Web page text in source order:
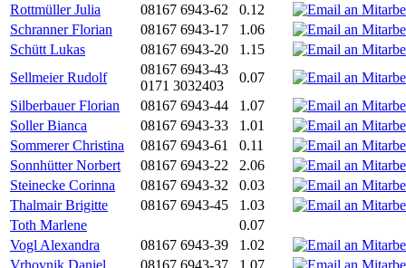
Rottmüller Julia
08167 6943-62 0.12
Schranner Florian
08167 6943-17 1.06
Schütt Lukas
08167 6943-20 1.15
Sellmeier Rudolf
08167 6943-43
0171 3032403
0.07
Silberbauer Florian
08167 6943-44 1.07
Soller Bianca
08167 6943-33 1.01
Sommerer Christina
08167 6943-61 0.11
Sonnhütter Norbert
08167 6943-22 2.06
Steinecke Corinna
08167 6943-32 0.03
Thalmair Brigitte
08167 6943-45 1.03
Toth Marlene
0.07
Vogl Alexandra
08167 6943-39 1.02